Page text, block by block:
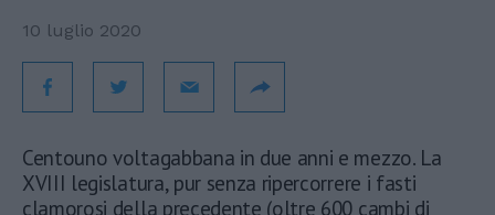
10 luglio 2020
Centouno voltagabbana in due anni e mezzo. La
XVIII legislatura, pur senza ripercorrere i fasti
clamorosi della precedente (oltre 600 cambi di